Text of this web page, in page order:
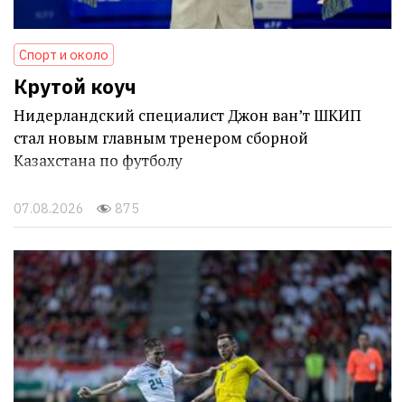
Спорт и около
Крутой коуч
Нидерландский специалист Джон ван’т ШКИП
стал новым главным тренером сборной
Казахстана по футболу
07.08.2026 875